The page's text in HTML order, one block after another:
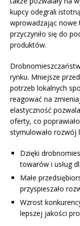
kupcy odegrali
wprowadzając nowe
przyczyniło się do
produktów.
rynku. Mniejsze
potrzeb lokalnych
reagować na
elastyczność
oferty, co
stymulowało rozwój
Dzięki
towarów i usług
Małe
przyspieszało
Wzrost
lepszej jakości